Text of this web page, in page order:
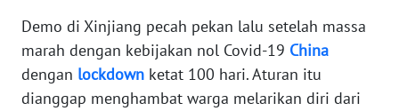
Demo di Xinjiang pecah pekan lalu setelah massa
marah dengan kebijakan nol Covid-19 China
dengan lockdown ketat 100 hari. Aturan itu
dianggap menghambat warga melarikan diri dari
KONTAK
KAMI
INFO